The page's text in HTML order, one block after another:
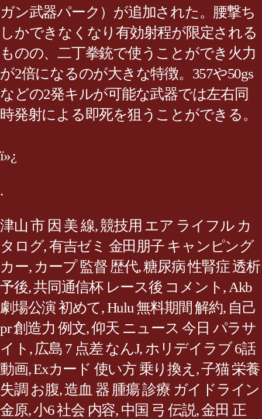
ガン武器パーク）が追加された。腰撃ち
しかできなくなり有効射程が限定される
ものの、二丁拳銃で使うことができ火力
が2倍になるのが大きな特徴。357や50gs
などの2発キルが可能な武器では左右同
時発射による即死を狙うことができる。
ï»¿
.
津山 市 因 美 線,競技用 エア ライフル カ
タログ,有吉ゼミ 金田朋子 キャンピング
カー, カープ 監督 歴代,糖尿病 性腎症 透析
予後,共同通信杯 レース後 コメント , Akb
劇場公演 初めて,Hulu 無料期間 解約, 自己
pr 創造力 例文,仰天 ニュース 今日 パラサ
イト , 広島 7 点差 なんJ, ホリデイラブ 6話
動画,Exカード 使い方 乗り換え ,子猫 栄養
失調 お腹,造血 器 腫瘍 診療 ガイドライン
金原,小6 社会 内容, 中国 弓 伝説,金田 正